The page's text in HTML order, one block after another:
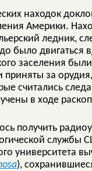
находок
Америки.
ледник,
было двигаться
заселения
за
считались
в ходе
получить
службы
университета
),